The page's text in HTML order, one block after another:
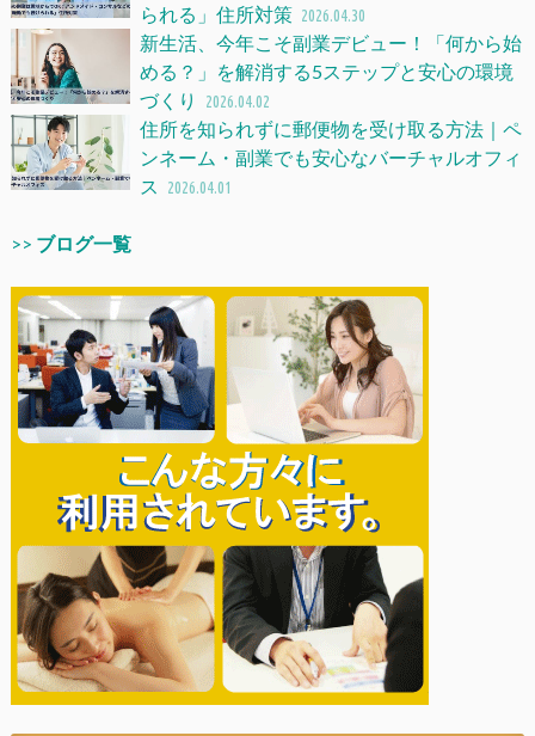
られる」住所対策 2026.04.30
新生活、今年こそ副業デビュー！「何から始
める？」を解消する5ステップと安心の環境
づくり
2026.04.02
住所を知られずに郵便物を受け取る方法｜ペ
ンネーム・副業でも安心なバーチャルオフィ
ス
2026.04.01
>> ブログ一覧